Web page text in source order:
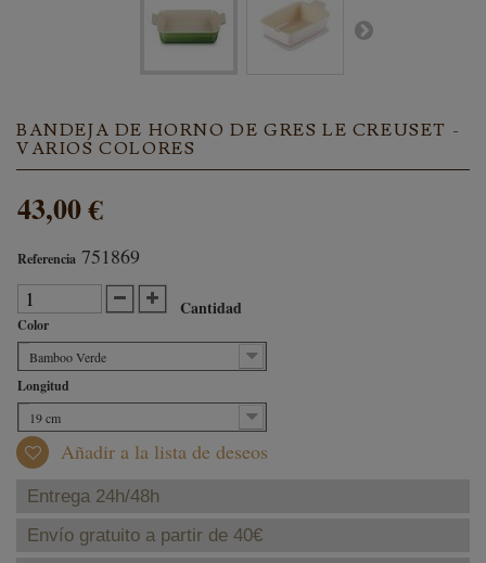
BANDEJA DE HORNO DE GRES LE CREUSET -
VARIOS COLORES
43,00 €
Referencia 751869
Cantidad
Color
Bamboo Verde
Longitud
19 cm
Añadir a la lista de deseos
Entrega 24h/48h
Envío gratuito a partir de 40€